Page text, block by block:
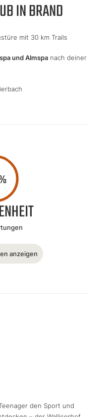
IN BRAND
mit 30 km Trails
und Almspa nach deiner
anzeigen
den Sport und